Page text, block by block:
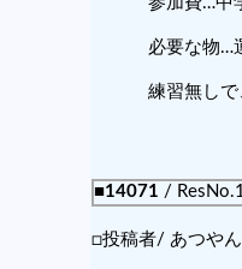
必要な物…
練習無し
■14071 /
□投稿者/ あつや